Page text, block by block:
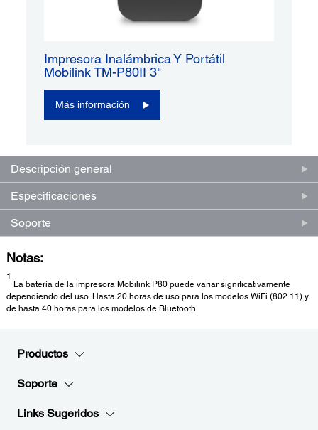
Impresora Inalámbrica Y Portátil
Mobilink TM-P80II 3"
Más información
Descripción general
Especificaciones
Soporte
Notas:
1
La batería de la impresora Mobilink P80 puede variar significativamente
dependiendo del uso. Hasta 20 horas de uso para los modelos WiFi (802.11) y
de hasta 40 horas para los modelos de Bluetooth
Productos
Soporte
Links Sugeridos